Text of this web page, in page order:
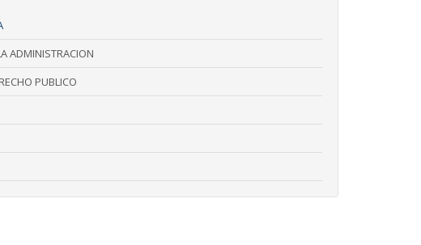
ADMINISTRACION
PUBLICO